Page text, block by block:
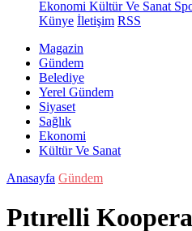
Ekonomi Kültür Ve Sanat
Künye İletişim RSS
Magazin
Gündem
Belediye
Yerel Gündem
Siyaset
Sağlık
Ekonomi
Kültür Ve Sanat
Anasayfa Gündem
Pıtırelli